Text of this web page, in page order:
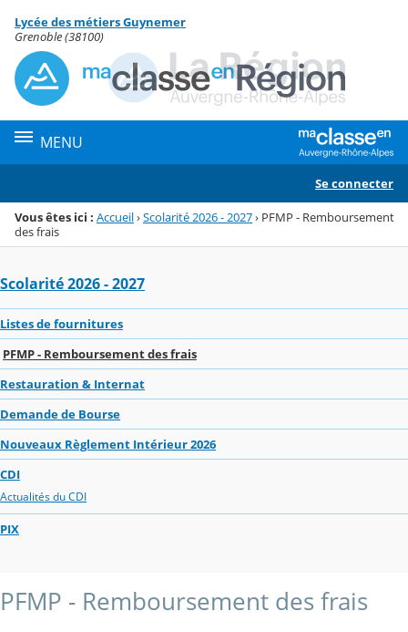
Menu de la rubrique
Contenu
Lycée des métiers Guynemer
Grenoble (38100)
MENU
Se connecter
Vous êtes ici : Accueil›Scolarité 2026 - 2027› PFMP - Remboursement
des frais
Scolarité 2026 - 2027
Listes de fournitures
PFMP - Remboursement des frais
Restauration & Internat
Demande de Bourse
Nouveaux Règlement Intérieur 2026
CDI
Actualités du CDI
PIX
PFMP - Remboursement des frais